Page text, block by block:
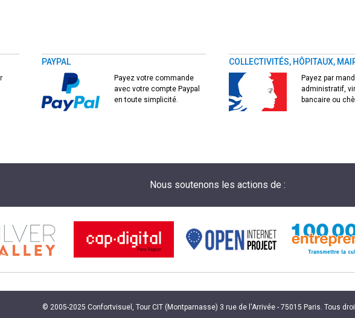
PAYPAL
Payez votre commande
avec votre compte Paypal
en toute simplicité.
COLLECTIVITÉS, HÔPITAUX,
Payez par
administratif,
bancaire ou
Nous soutenons les actions de :
© 2005-2025 Confortvisuel, Tour CIT (Montparnasse) 3 rue de l'Arrivée - 75015 Paris. Tous